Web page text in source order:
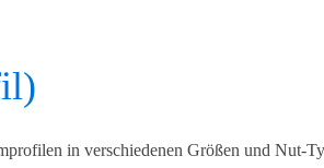
in verschiedenen Größen und Nut-